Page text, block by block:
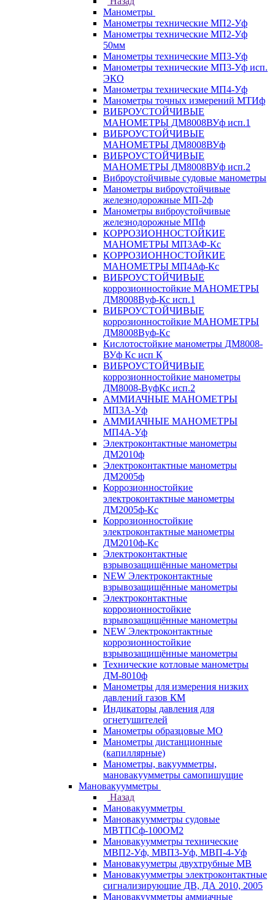
Манометры
Манометры технические МП2-Уф
Манометры технические МП2-Уф
50мм
Манометры технические МП3-Уф
Манометры технические МП3-Уф исп.
ЭКО
Манометры технические МП4-Уф
Манометры точных измерений МТИф
ВИБРОУСТОЙЧИВЫЕ
МАНОМЕТРЫ ДМ8008ВУф исп.1
ВИБРОУСТОЙЧИВЫЕ
МАНОМЕТРЫ ДМ8008ВУф
ВИБРОУСТОЙЧИВЫЕ
МАНОМЕТРЫ ДМ8008ВУф исп.2
Виброустойчивые судовые манометры
Манометры виброустойчивые
железнодорожные МП-2ф
Манометры виброустойчивые
железнодорожные МПф
КОРРОЗИОННОСТОЙКИЕ
МАНОМЕТРЫ МП3АФ-Кс
КОРРОЗИОННОСТОЙКИЕ
МАНОМЕТРЫ МП4Аф-Кс
ВИБРОУСТОЙЧИВЫЕ
коррозионностойкие МАНОМЕТРЫ
ДМ8008Вуф-Кс исп.1
ВИБРОУСТОЙЧИВЫЕ
коррозионностойкие МАНОМЕТРЫ
ДМ8008Вуф-Кс
Кислотостойкие манометры ДМ8008-
ВУф Кс исп К
ВИБРОУСТОЙЧИВЫЕ
коррозионностойкие манометры
ДМ8008-ВуфКс исп.2
АММИАЧНЫЕ МАНОМЕТРЫ
МП3А-Уф
АММИАЧНЫЕ МАНОМЕТРЫ
МП4А-Уф
Электроконтактные манометры
ДМ2010ф
Электроконтактные манометры
ДМ2005ф
Коррозионностойкие
электроконтактные манометры
ДМ2005ф-Кс
Коррозионностойкие
электроконтактные манометры
ДМ2010ф-Кс
Электроконтактные
взрывозащищённые манометры
NEW Электроконтактные
взрывозащищённые манометры
Электроконтактные
коррозионностойкие
взрывозащищённые манометры
NEW Электроконтактные
коррозионностойкие
взрывозащищённые манометры
Технические котловые манометры
ДМ-8010ф
Манометры для измерения низких
давлений газов КМ
Индикаторы давления для
огнетушителей
Манометры образцовые МО
Манометры дистанционные
(капиллярные)
Манометры, вакуумметры,
мановакуумметры самопишущие
Мановакуумметры
Назад
Мановакуумметры
Мановакуумметры судовые
МВТПСф-100ОМ2
Мановакуумметры технические
МВП2-Уф, МВП3-Уф, МВП-4-Уф
Мановакууметры двухтрубные МВ
Мановакуумметры электроконтактные
сигнализирующие ДВ, ДА 2010, 2005
Мановакуумметры аммиачные